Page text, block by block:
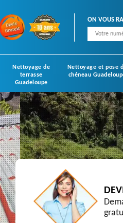
ON VOUS
Nettoyage de
terrasse
Guadeloupe
Nettoyage et pose
chéneau